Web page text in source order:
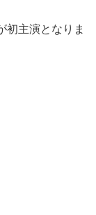
初主演となりま